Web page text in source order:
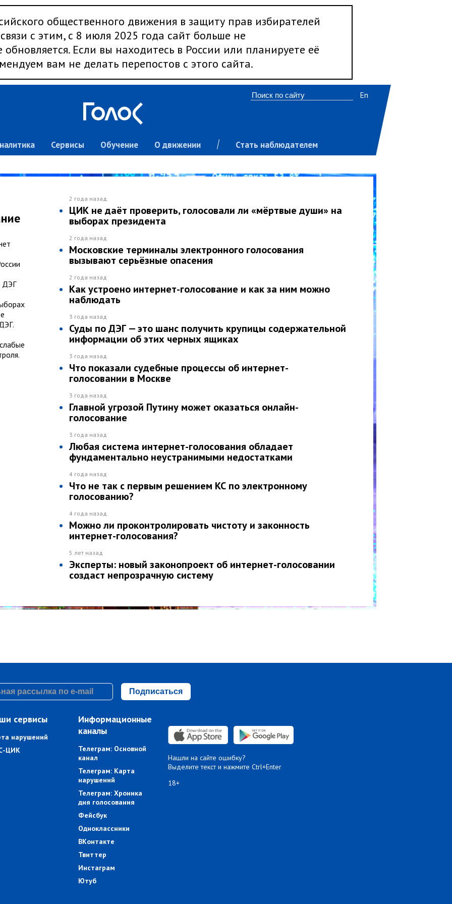
общественного движения в защиту прав избирателей
с этим, с 8 июля 2025 года сайт больше не
Если вы находитесь в России или планируете её
вам не делать перепостов с этого сайта.
Сервисы Обучение О движении Стать наблюдателем
En
ДЭГ
2 года назад
ЦИК не даёт проверить, голосовали ли «мёртвые души» на
выборах президента
2 года назад
Московские терминалы электронного голосования
вызывают серьёзные опасения
2 года назад
Как устроено интернет-голосование и как за ним можно
наблюдать
3 года назад
Суды по ДЭГ — это шанс получить крупицы содержательной
информации об этих черных ящиках
3 года назад
Что показали судебные процессы об интернет-
голосовании в Москве
3 года назад
Главной угрозой Путину может оказаться онлайн-
голосование
3 года назад
Любая система интернет-голосования обладает
фундаментально неустранимыми недостатками
4 года назад
Что не так с первым решением КС по электронному
голосованию?
4 года назад
Можно ли проконтролировать чистоту и законность
интернет-голосования?
5 лет назад
Эксперты: новый законопроект об интернет-голосовании
создаст непрозрачную систему
Подписаться
сервисы
нарушений
ЦИК
Информационные
каналы
Телеграм: Основной
канал
Телеграм: Карта
нарушений
Телеграм: Хроника
дня голосования
Фейсбук
Одноклассники
ВКонтакте
Твиттер
Инстаграм
Ютуб
Нашли на сайте ошибку?
Выделите текст и нажмите Ctrl+Enter
18+